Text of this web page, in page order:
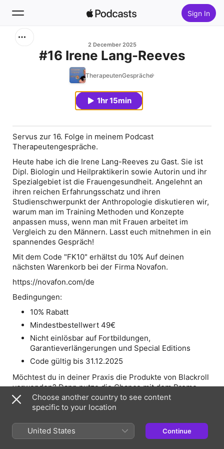
Sign In
2 December 2025
#16 Irene Lang-Reeves
TherapeutenGespräche
1hr 15min
Servus zur 16. Folge in meinem Podcast
Therapeutengespräche.
Heute habe ich die Irene Lang-Reeves zu Gast. Sie ist
Dipl. Biologin und Heilpraktikerin sowie Autorin und ihr
Spezialgebiet ist die Frauengesundheit. Angelehnt an
ihren reichen Erfahrungsschatz und ihren
Studienschwerpunkt der Anthropologie diskutieren wir,
warum man im Training Methoden und Konzepte
anpassen muss, wenn man mit Frauen arbeitet im
Vergleich zu den Männern. Lasst euch mitnehmen in ein
spannendes Gespräch!
Mit dem Code "FK10" erhältst du 10% Auf deinen
nächsten Warenkorb bei der Firma Novafon.
https://novafon.com/de
Bedingungen:
10% Rabatt
Mindestbestellwert 49€
Nicht einlösbar auf Fortbildungen,
Garantieverlängerungen und Special Editions
Code gültig bis 31.12.2025
Möchtest du in deiner Praxis die Produkte von Blackroll
verwenden? Dann nutze die Chance mit dem Promo-
Code:PHYSIOFLO-10 dir 10% auf deinen Warenkorb zu
sichern.
🎙️ Exklusives Angebot für Podcast-Hörer! 🎙️
Du hörst meinen Podcast? Dann habe ich ein
Choose another country to see content
specific to your location
United States Continue